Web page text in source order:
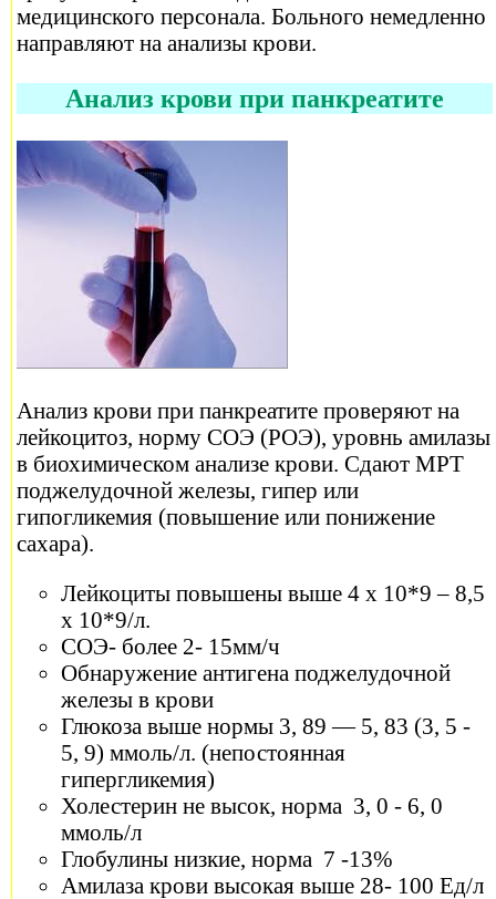
медицинского персонала. Больного немедленно
направляют на анализы крови.
Анализ крови при панкреатите
Анализ крови при панкреатите проверяют на
лейкоцитоз, норму СОЭ (РОЭ), уровнь амилазы
в биохимическом анализе крови. Сдают МРТ
поджелудочной железы, гипер или
гипогликемия (повышение или понижение
сахара).
Лейкоциты повышены выше 4 х 10*9 – 8,5
х 10*9/л.
СОЭ- более 2- 15мм/ч
Обнаружение антигена поджелудочной
железы в крови
Глюкоза выше нормы 3, 89 — 5, 83 (3, 5 -
5, 9) ммоль/л. (непостоянная
гипергликемия)
Холестерин не высок, норма 3, 0 - 6, 0
ммоль/л
Глобулины низкие, норма 7 -13%
Амилаза крови высокая выше 28- 100 Ед/л